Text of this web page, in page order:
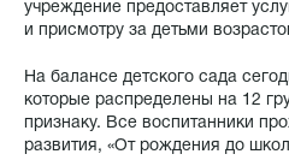
учреждение предоставляет
и присмотру за детьми
На балансе детского сада
которые распределены на 12
признаку. Все воспитанники
развития, «От рождения до